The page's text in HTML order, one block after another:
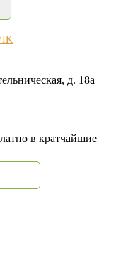
д. 18а
в кратчайшие